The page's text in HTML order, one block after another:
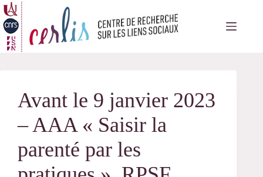
Passer
au
contenu
Avant le 9 janvier 2023
– AAA « Saisir la
parenté par les